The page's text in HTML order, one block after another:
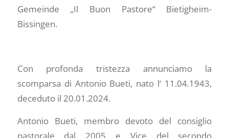
Gemeinde „Il Buon Pastore“ Bietigheim-
Bissingen.
Con profonda tristezza annunciamo la
scomparsa di Antonio Bueti, nato l‘ 11.04.1943,
deceduto il 20.01.2024.
Antonio Bueti, membro devoto del consiglio